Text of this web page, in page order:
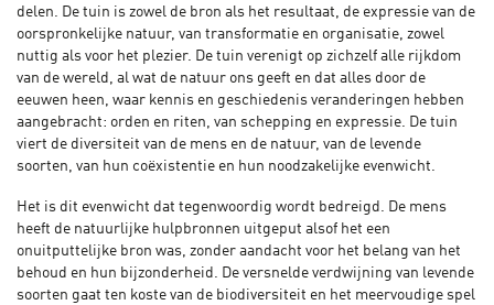
delen. De tuin is zowel de bron als het resultaat, de expressie van de
oorspronkelijke natuur, van transformatie en organisatie, zowel
nuttig als voor het plezier. De tuin verenigt op zichzelf alle rijkdom
van de wereld, al wat de natuur ons geeft en dat alles door de
eeuwen heen, waar kennis en geschiedenis veranderingen hebben
aangebracht: orden en riten, van schepping en expressie. De tuin
viert de diversiteit van de mens en de natuur, van de levende
soorten, van hun coëxistentie en hun noodzakelijke evenwicht.
Het is dit evenwicht dat tegenwoordig wordt bedreigd. De mens
heeft de natuurlijke hulpbronnen uitgeput alsof het een
onuitputtelijke bron was, zonder aandacht voor het belang van het
behoud en hun bijzonderheid. De versnelde verdwijning van levende
soorten gaat ten koste van de biodiversiteit en het meervoudige spel